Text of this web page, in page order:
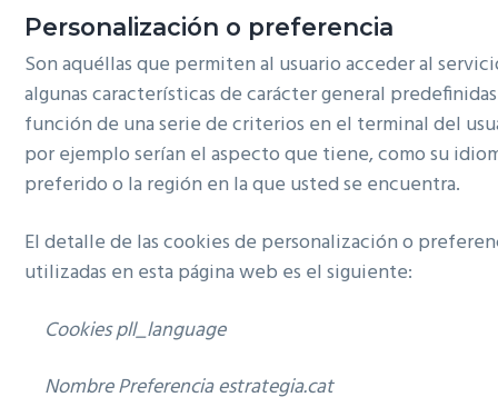
Personalización o preferencia
Son aquéllas que permiten al usuario acceder al
algunas características de carácter general
función de una serie de criterios en el terminal del
por ejemplo serían el aspecto que tiene, como su
preferido o la región en la que usted se encuentra.
El detalle de las cookies de personalización o
utilizadas en esta página web es el siguiente:
Cookiespll_language
Nombre Preferencia estrategia.cat